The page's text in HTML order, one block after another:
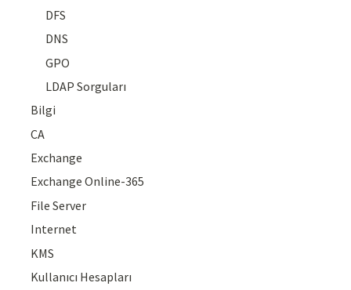
DFS
DNS
GPO
LDAP Sorguları
Bilgi
CA
Exchange
Exchange Online-365
File Server
Internet
KMS
Kullanıcı Hesapları